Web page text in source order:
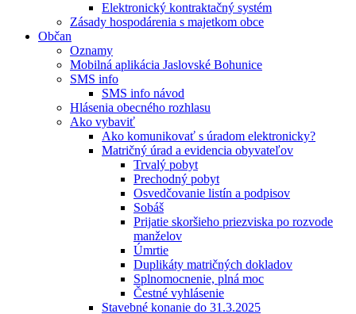
Elektronický kontraktačný systém
Zásady hospodárenia s majetkom obce
Občan
Oznamy
Mobilná aplikácia Jaslovské Bohunice
SMS info
SMS info návod
Hlásenia obecného rozhlasu
Ako vybaviť
Ako komunikovať s úradom elektronicky?
Matričný úrad a evidencia obyvateľov
Trvalý pobyt
Prechodný pobyt
Osvedčovanie listín a podpisov
Sobáš
Prijatie skoršieho priezviska po rozvode
manželov
Úmrtie
Duplikáty matričných dokladov
Splnomocnenie, plná moc
Čestné vyhlásenie
Stavebné konanie do 31.3.2025